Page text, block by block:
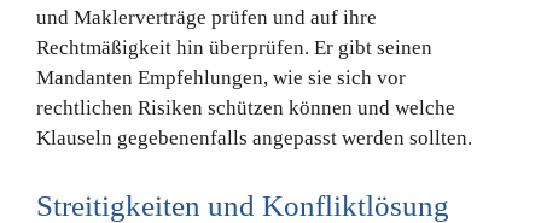
und Maklerverträge prüfen und auf ihre
Rechtmäßigkeit hin überprüfen. Er gibt seinen
Mandanten Empfehlungen, wie sie sich vor
rechtlichen Risiken schützen können und welche
Klauseln gegebenenfalls angepasst werden sollten.
Streitigkeiten und Konfliktlösung